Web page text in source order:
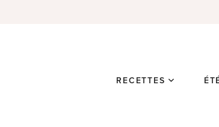
RECETTES